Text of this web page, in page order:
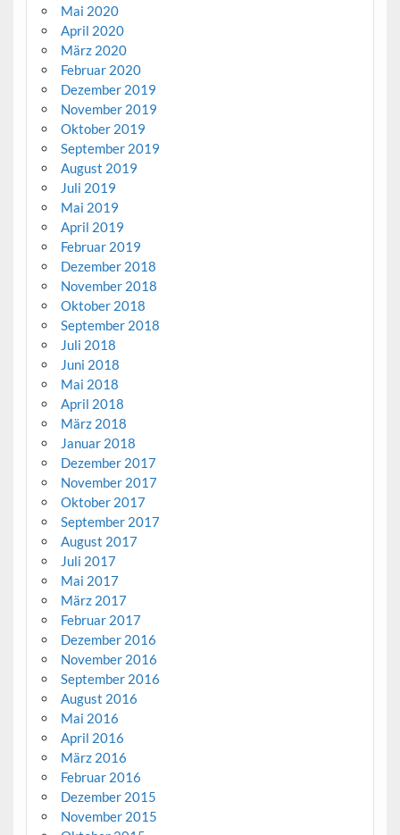
Mai 2020
April 2020
März 2020
Februar 2020
Dezember 2019
November 2019
Oktober 2019
September 2019
August 2019
Juli 2019
Mai 2019
April 2019
Februar 2019
Dezember 2018
November 2018
Oktober 2018
September 2018
Juli 2018
Juni 2018
Mai 2018
April 2018
März 2018
Januar 2018
Dezember 2017
November 2017
Oktober 2017
September 2017
August 2017
Juli 2017
Mai 2017
März 2017
Februar 2017
Dezember 2016
November 2016
September 2016
August 2016
Mai 2016
April 2016
März 2016
Februar 2016
Dezember 2015
November 2015